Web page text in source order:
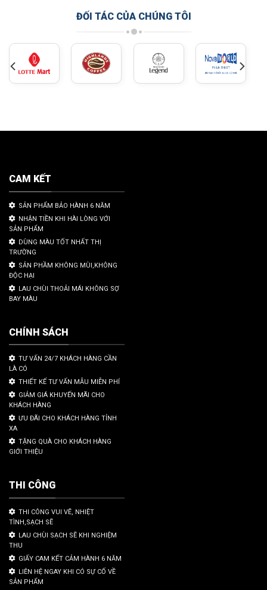
ĐỐI TÁC CỦA CHÚNG TÔI
CAM KẾT
SẢN PHẨM BẢO HÀNH 6 NĂM
NHẬN TIỀN KHI HÀI LÒNG VỚI
SẢN PHẨM
DÙNG MÀU TỐT NHẤT THỊ
TRƯỜNG
SẢN PHẦM KHÔNG MÙI,KHÔNG
ĐỘC HẠI
LAU CHÙI THOẢI MÁI KHÔNG SỢ
BAY MÀU
CHÍNH SÁCH
TƯ VẤN 24/7 KHÁCH HÀNG CẦN
LÀ CÓ
THIẾT KẾ TƯ VẤN MẪU MIỄN PHÍ
GIẢM GIÁ KHUYẾN MÃI CHO
KHÁCH HÀNG
ƯU ĐÃI CHO KHÁCH HÀNG TỈNH
XA
TẶNG QUÀ CHO KHÁCH HÀNG
GIỚI THIỆU
THI CÔNG
THI CÔNG VUI VẼ, NHIỆT
TÌNH,SẠCH SẼ
LAU CHÙI SẠCH SẼ KHI NGHIỆM
THU
GIẤY CAM KẾT CẢM HÀNH 6 NĂM
LIÊN HỆ NGAY KHI CÓ SỰ CỐ VỀ
SẢN PHẨM